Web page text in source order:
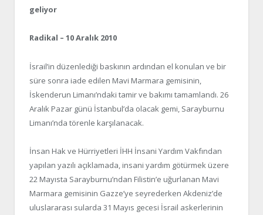
geliyor
Radikal – 10 Aralık 2010
İsrail’in düzenlediği baskının ardından el konulan ve bir
süre sonra iade edilen Mavi Marmara gemisinin,
İskenderun Limanı’ndaki tamir ve bakımı tamamlandı. 26
Aralık Pazar günü İstanbul’da olacak gemi, Sarayburnu
Limanı’nda törenle karşılanacak.
İnsan Hak ve Hürriyetleri İHH İnsani Yardım Vakfından
yapılan yazılı açıklamada, insani yardım götürmek üzere
22 Mayısta Sarayburnu’ndan Filistin’e uğurlanan Mavi
Marmara gemisinin Gazze’ye seyrederken Akdeniz’de
uluslararası sularda 31 Mayıs gecesi İsrail askerlerinin